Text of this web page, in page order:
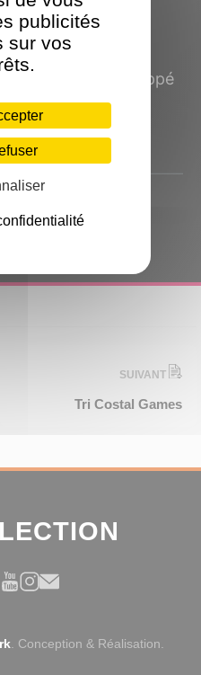
2018
est un jeu développé
aux
SUIVANT
Tri Costal Games
. Conception & Réalisation.
publicités
sur vos